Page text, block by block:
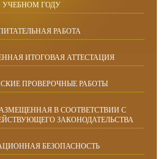
УЧЕБНОМ ГОДУ
РАБОТА
ИТОГОВАЯ АТТЕСТАЦИЯ
ПРОВЕРОЧНЫЕ РАБОТЫ
В СООТВЕТСТВИИ С
ЗАКОНОДАТЕЛЬСТВА
БЕЗОПАСНОСТЬ